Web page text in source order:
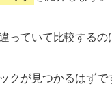
ていて比較するの
が見つかるはずで